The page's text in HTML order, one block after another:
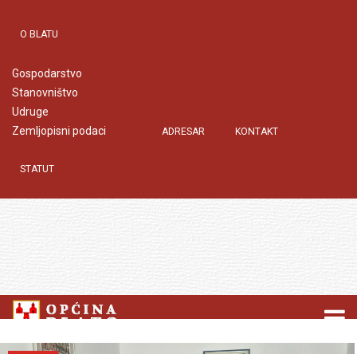
O BLATU
Gospodarstvo
Stanovništvo
Udruge
Zemljopisni podaci
ADRESAR KONTAKT
STATUT